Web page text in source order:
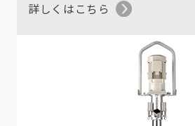
詳しくはこちら